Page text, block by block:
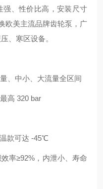
强、性价比高，安装尺寸
欧美主流品牌齿轮泵，广
、寒区设备。
、中小、大流量全区间
高 320 bar
款可达 -45℃
率≥92%，内泄小、寿命